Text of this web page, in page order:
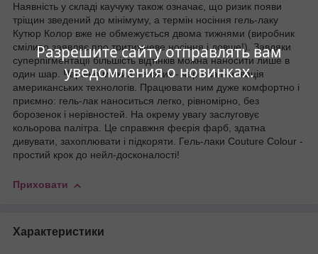
Разрешите сайту отправлять вам
уведомления о новинках.
Наявність у складі каучуку також означає, що ризик появи
тріщин зведений до мінімуму, а термін носіння гель-лаку
Кутюр Колор вже не обмежується двома тижнями (виробник
сміливо заявляє про тритижневе носіння і довше!). Завдяки
суперпігментації більшість відтінків можна наносити лише в
один шар. Чарівно м'який пензлик - чергова інновація
американських технологів. Працювати ним дуже комфортно і
приємно: гель-лак наноситься легко, рівномірно, без
борозенок і нерівностей. На окрему увагу заслуговує
кольорова палітра. Це справжня феєрія фарб, здатна
дивувати, захоплювати і підкоряти. Гель-лаки Couture Colour -
простий крок до нейл-досконалості!
Приховати
Характеристики